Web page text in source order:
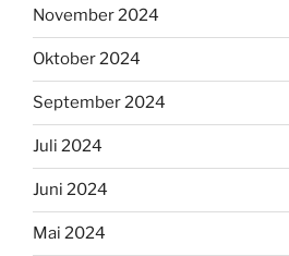
November 2024
Oktober 2024
September 2024
Juli 2024
Juni 2024
Mai 2024